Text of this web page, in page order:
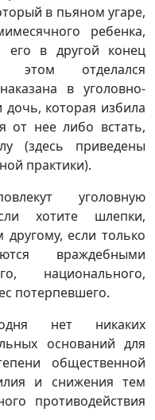
в пьяном угаре,
ребенка,
в другой конец
отделался
в уголовно-
которая избила
от нее либо встать,
(здесь приведены
практики).
уголовную
хотите шлепки,
если только
враждебными
национального,
потерпевшего.
нет никаких
оснований для
общественной
и снижения тем
противодействия